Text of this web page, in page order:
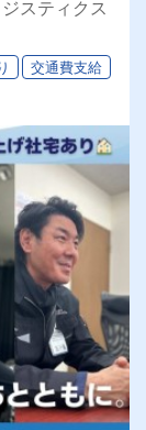
スティクス
交通費支給